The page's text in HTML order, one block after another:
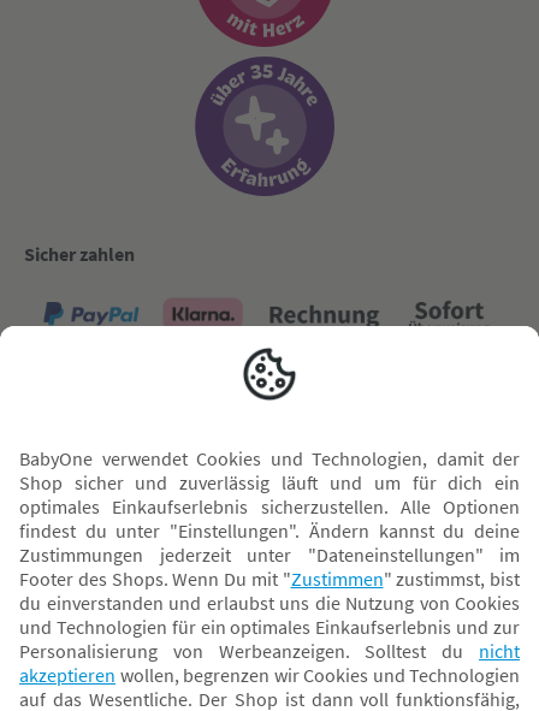
Sicher zahlen
Versand mit
* Alle Preise inkl. MwSt. und ggf. zzgl.Versandkosten. Der dargestellte Preis gilt -
abhängig von der von dir gewählten Option - im BabyOne-Onlineshop oder bei
Abholung in dem von dir gewählten BabyOne-Franchise-Betrieb. Der für den
Onlineshop geltende Preis stellt bei einem Verkauf durch unsere Franchise-